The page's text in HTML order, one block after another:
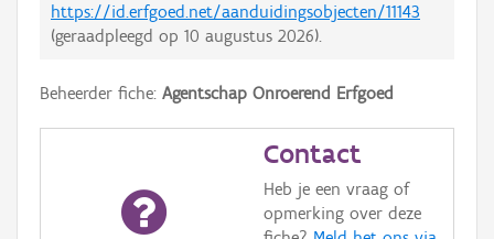
https://id.erfgoed.net/aanduidingsobjecten/11143
(geraadpleegd op 10 augustus 2026).
Beheerder fiche: Agentschap Onroerend Erfgoed
Contact
Heb je een vraag of
opmerking over deze